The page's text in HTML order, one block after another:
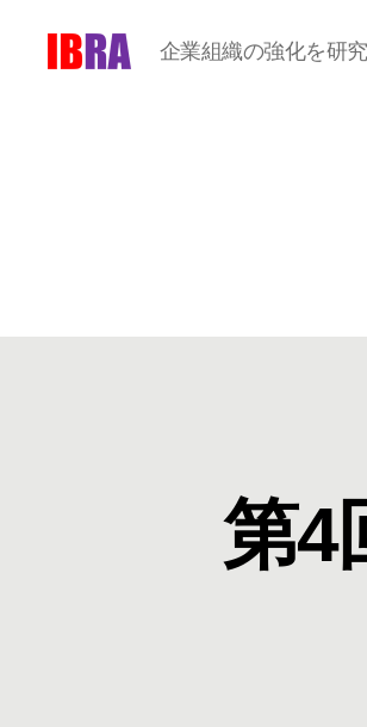
企業組織の強化を研
第4